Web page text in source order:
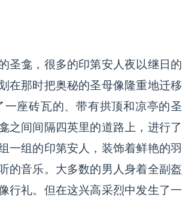
圣龛，很多的印第安人夜以继日的
在那时把奥秘的圣母像隆重地迁移
座砖瓦的、带有拱顶和凉亭的圣
之间间隔四英里的道路上，进行了
一组的印第安人，装饰着鲜艳的羽
的音乐。大多数的男人身着全副盔
行礼。但在这兴高采烈中发生了一